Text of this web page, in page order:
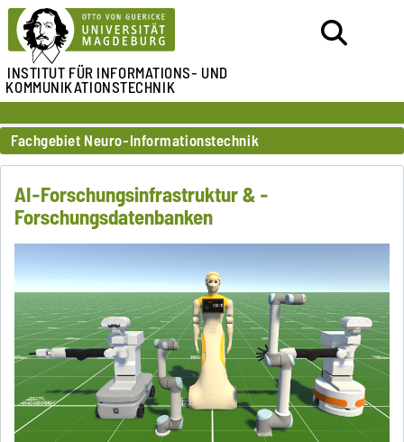
INSTITUT FÜRINFORMATIONS- UND
KOMMUNIKATIONSTECHNIK
Fachgebiet Neuro-Informationstechnik
AI-Forschungsinfrastruktur & -
Forschungsdatenbanken